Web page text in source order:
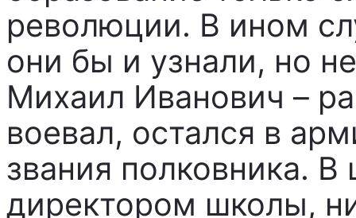
революции. В ином
они бы и узнали, но
Михаил Иванович –
воевал, остался в
звания полковника.
директором школы,